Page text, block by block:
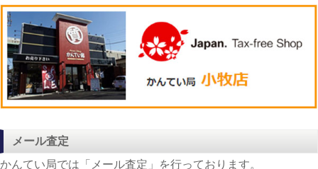
メール査定
かんてい局では「メール査定」を行っております。